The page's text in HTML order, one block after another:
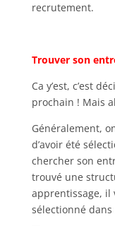
recrutement.
Trouver son
Ca y’est, c’est
prochain ! Mais
Généralement,
d’avoir été
chercher son
trouvé une
apprentissage, il
sélectionné